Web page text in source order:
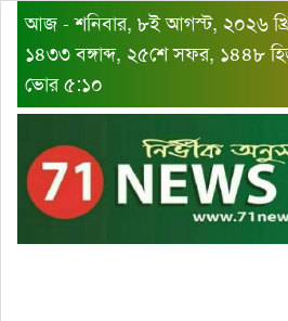
আজ - শনিবার, ৮ই আগস্ট, ২০২৬
১৪৩৩ বঙ্গাব্দ, ২৫শে সফর, ১৪৪৮
ভোর ৫:১০